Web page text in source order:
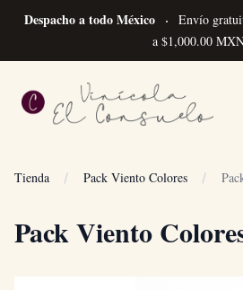
Despacho a todo México
Envío
a $1,000.00
Vinícola el Consuelo
Tienda Pack Viento Colores
Pack Viento